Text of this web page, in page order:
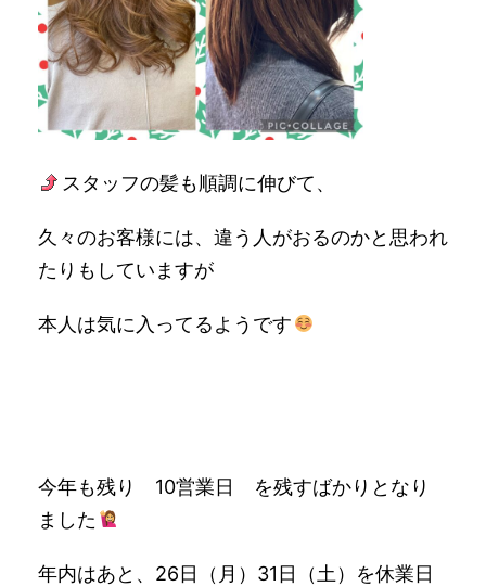
スタッフの髪も順調に伸びて、
久々のお客様には、違う人がおるのかと思われ
たりもしていますが
本人は気に入ってるようです
今年も残り 10営業日 を残すばかりとなり
ました
年内はあと、26日（月）31日（土）を休業日